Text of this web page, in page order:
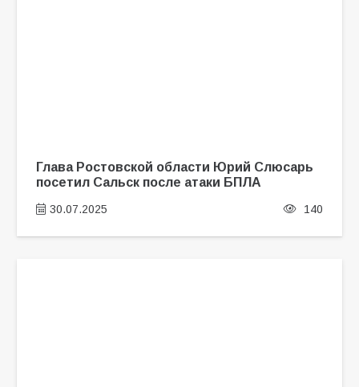
Глава Ростовской области Юрий Слюсарь
посетил Сальск после атаки БПЛА
30.07.2025 140